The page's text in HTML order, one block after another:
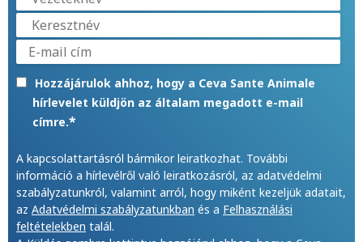
Hozzájárulok ahhoz, hogy a Ceva Sante Animale
hírlevelet küldjön az általam megadott e-mail
címre.*
A kapcsolattartásról bármikor leiratkozhat. További
információ a hírlevélről való leiratkozásról, az adatvédelmi
szabályzatunkról, valamint arról, hogy miként kezeljük adatait,
az Adatvédelmi szabályzatunkban és a Felhasználási
feltételekben talál.